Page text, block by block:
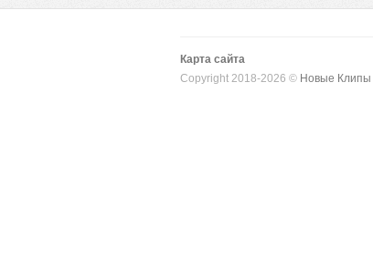
Карта сайта
Copyright 2018-2026 © Новые Клипы